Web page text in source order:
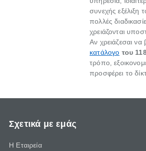
συνεχής εξέλιξη
πολλές
χρειάζονται
Αν χρειάζεσαι να
κατάλογο του
τρόπο,
προσφέρει το
Σχετικά με εμάς
Η Εταιρεία